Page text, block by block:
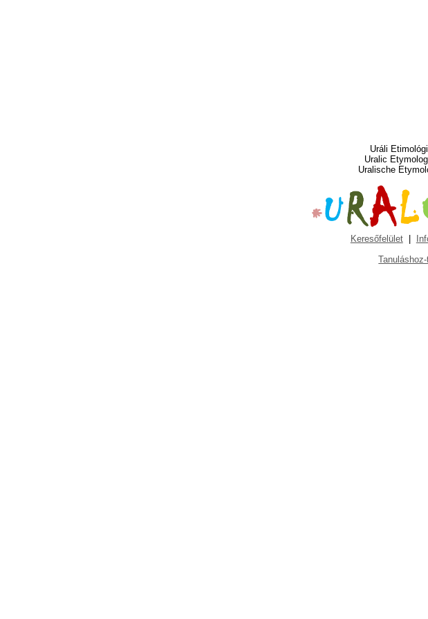
Uráli
Uralic
Uralische
Keresőfelület|